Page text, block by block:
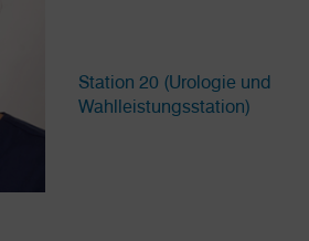
Station 20 (Urologie und
Wahlleistungsstation)